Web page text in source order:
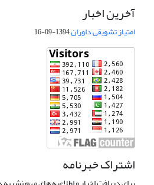
آخرین اخبار
امتیاز تشویقی داوران1394-09-16
اشتراک خبرنامه